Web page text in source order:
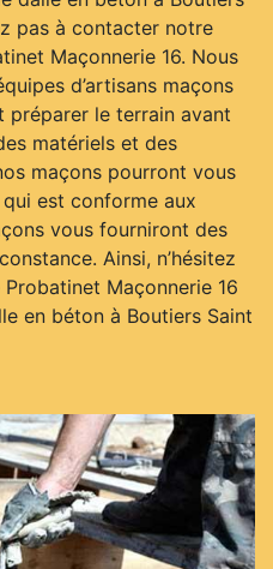
pas à contacter notre
Maçonnerie 16. Nous
d’artisans maçons
préparer le terrain avant
matériels et des
maçons pourront vous
est conforme aux
vous fourniront des
Ainsi, n’hésitez
Maçonnerie 16
en béton à Boutiers Saint